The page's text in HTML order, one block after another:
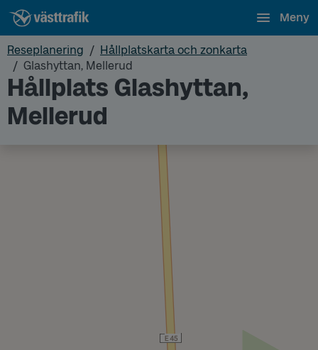
Meny
Reseplanering
Hållplatskarta och zonkarta
Glashyttan, Mellerud
Hållplats Glashyttan,
Mellerud